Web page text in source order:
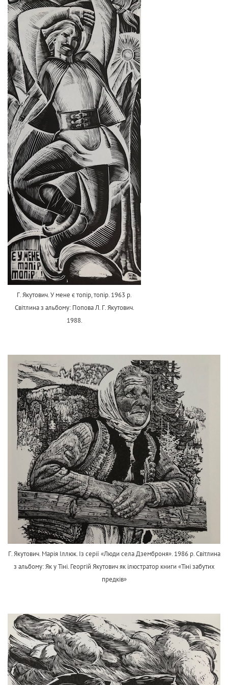
Г. Якутович. У мене є топір, топір. 1963 р.
Світлина з альбому: Попова Л. Г. Якутович.
1988.
Г. Якутович. Марія Іллюк. Із серії «Люди села Дземброня». 1986 р. Світлина
з альбому: Як у Тіні. Георгій Якутович як ілюстратор книги «Тіні забутих
предків»